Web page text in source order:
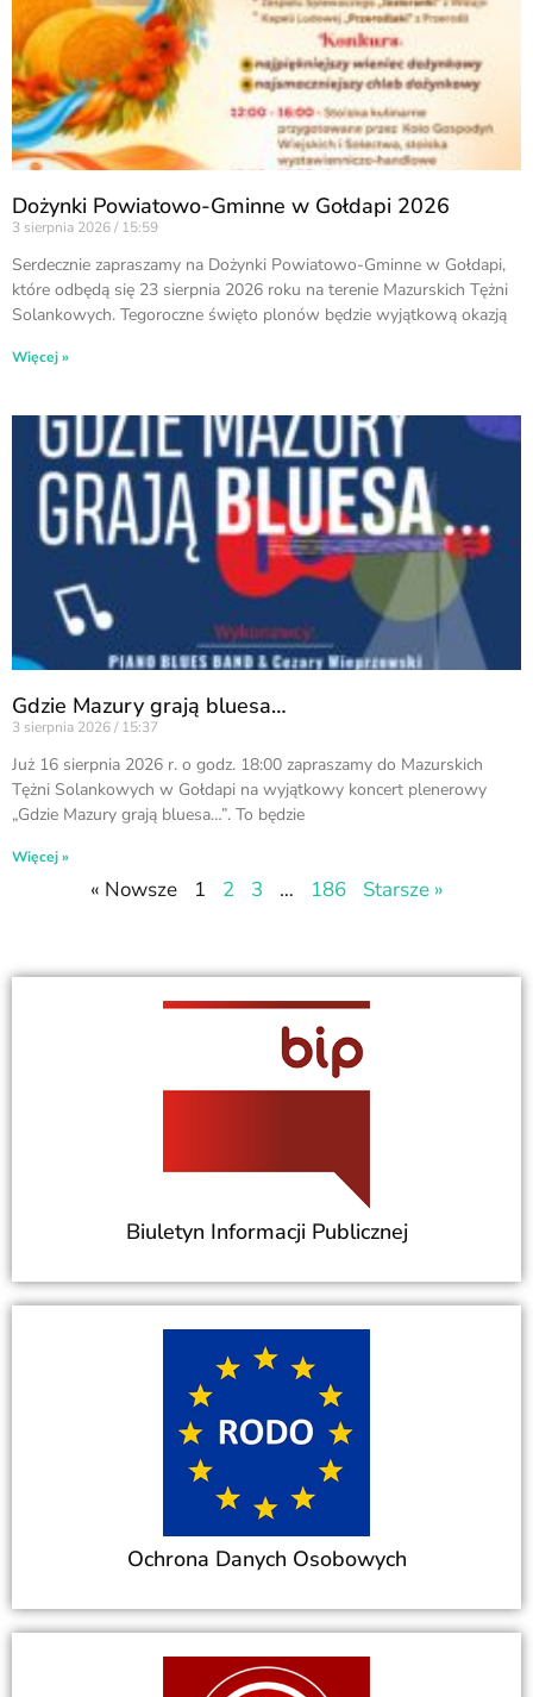
Dożynki Powiatowo-Gminne w Gołdapi 2026
3 sierpnia 2026 15:59
Serdecznie zapraszamy na Dożynki Powiatowo-Gminne w Gołdapi,
które odbędą się 23 sierpnia 2026 roku na terenie Mazurskich Tężni
Solankowych. Tegoroczne święto plonów będzie wyjątkową okazją
Więcej »
Gdzie Mazury grają bluesa…
3 sierpnia 2026 15:37
Już 16 sierpnia 2026 r. o godz. 18:00 zapraszamy do Mazurskich
Tężni Solankowych w Gołdapi na wyjątkowy koncert plenerowy
„Gdzie Mazury grają bluesa…”. To będzie
Więcej »
« Nowsze 1 2 3 … 186 Starsze »
Biuletyn Informacji Publicznej
Ochrona Danych Osobowych